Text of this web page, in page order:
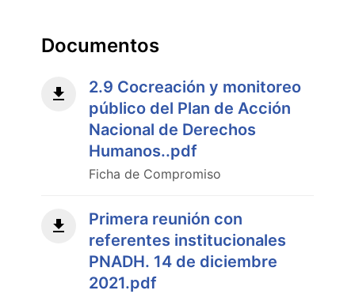
Documentos
2.9 Cocreación y monitoreo
público del Plan de Acción
Nacional de Derechos
Humanos..pdf
Ficha de Compromiso
Primera reunión con
referentes institucionales
PNADH. 14 de diciembre
2021.pdf